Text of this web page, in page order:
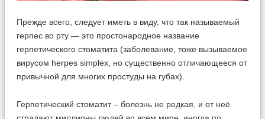
Прежде всего, следует иметь в виду, что так называемый
герпес во рту — это простонародное название
герпетического стоматита (заболевание, тоже вызываемое
вирусом herpes simplex, но существенно отличающееся от
привычной для многих простуды на губах).
Герпетический стоматит – болезнь не редкая, и от неё